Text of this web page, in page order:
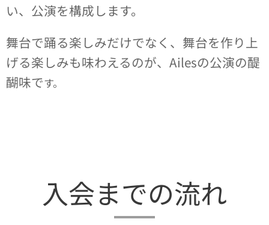
い、公演を構成します。
舞台で踊る楽しみだけでなく、舞台を作り上
げる楽しみも味わえるのが、Ailesの公演の醍
醐味です。
入会までの流れ